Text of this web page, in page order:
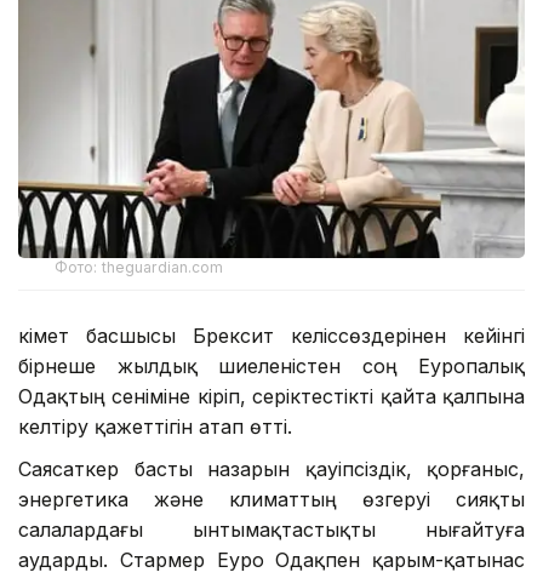
Фото: theguardian.com
Үкімет басшысы Брексит келіссөздерінен кейінгі
бірнеше жылдық шиеленістен соң Еуропалық
Одақтың сеніміне кіріп, серіктестікті қайта қалпына
келтіру қажеттігін атап өтті.
Саясаткер басты назарын қауіпсіздік, қорғаныс,
энергетика және климаттың өзгеруі сияқты
салалардағы ынтымақтастықты нығайтуға
аударды. Стармер Еуро Одақпен қарым-қатынас